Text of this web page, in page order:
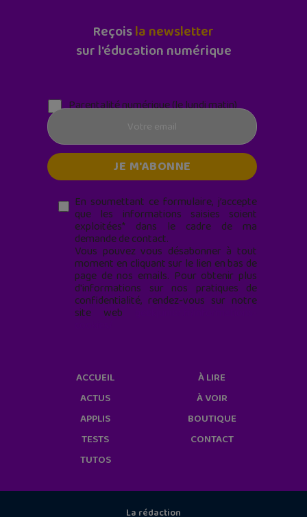
Reçoisla newsletter
sur l'éducation numérique
Parentalité numérique (le lundi matin)
En soumettant ce formulaire, j’accepte
que les informations saisies soient
exploitées* dans le cadre de ma
demande de contact.
Vous pouvez vous désabonner à tout
moment en cliquant sur le lien en bas de
page de nos emails. Pour obtenir plus
d'informations sur nos pratiques de
confidentialité, rendez-vous sur notre
site web
ACCUEIL
ACTUS
APPLIS
TESTS
TUTOS
À LIRE
À VOIR
BOUTIQUE
CONTACT
La rédaction